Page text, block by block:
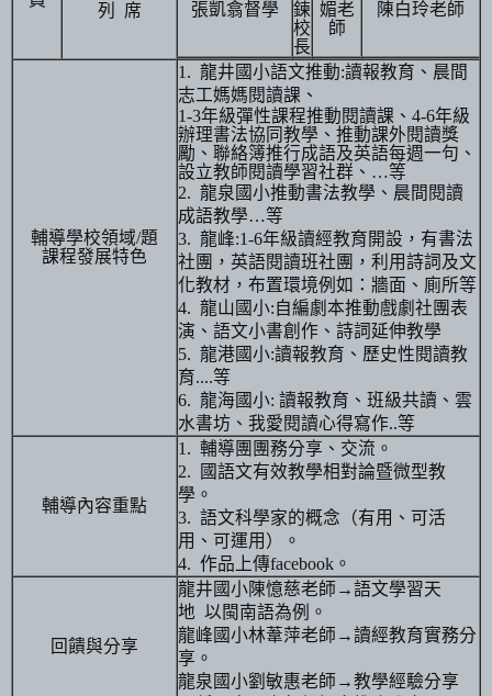
列 席 張凱翕督學 鍊
校
長
媚老
師
陳白玲老師
輔導學校領域/題
課程發展特色
1. 龍井國小語文推動:讀報教育、晨間
志工媽媽閱讀課、
1-3年級彈性課程推動閱讀課、 4-6年級
辦理書法協同教學、推動課外閱讀獎
勵、聯絡簿推行成語及英語每週一句、
設立教師閱讀學習社群、 …等
2. 龍泉國小推動書法教學、晨間閱讀
成語教學…等
3. 龍峰:1-6年級讀經教育開設，有書法
社團，英語閱讀班社團，利用詩詞及文
化教材，布置環境例如：牆面、廁所等
4. 龍山國小:自編劇本推動戲劇社團表
演、語文小書創作、詩詞延伸教學
5. 龍港國小:讀報教育、歷史性閱讀教
育....等
6. 龍海國小: 讀報教育、班級共讀、雲
水書坊、我愛閱讀心得寫作..等
輔導內容重點
1. 輔導團團務分享、交流。
2. 國語文有效教學相對論暨微型教
學。
3. 語文科學家的概念（有用、可活
用、可運用）。
4. 作品上傳facebook 。
回饋與分享
龍井國小陳憶慈老師 →語文學習天
地 以閩南語為例。
龍峰國小林葦萍老師 →讀經教育實務分
享。
龍泉國小劉敏惠老師 →教學經驗分享